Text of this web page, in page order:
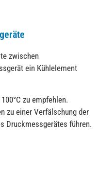
zwischen
ein Kühlelement
zu empfehlen.
zu einer Verfälschung der
Druckmessgerätes führen.